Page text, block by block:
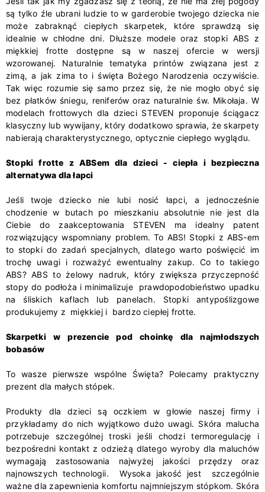
są tylko źle ubrani ludzie to w garderobie twojego dziecka nie
może zabraknąć ciepłych skarpetek, które sprawdzą się
idealnie w chłodne dni. Dłuższe modele oraz stopki ABS z
miękkiej frotte dostępne są w naszej ofercie w wersji
wzorowanej. Naturalnie tematyka printów związana jest z
zimą, a jak zima to i święta Bożego Narodzenia oczywiście.
Tak więc rozumie się samo przez się, że nie mogło obyć się
bez płatków śniegu, reniferów oraz naturalnie św. Mikołaja. W
modelach frottowych dla dzieci STEVEN proponuje ściągacz
klasyczny lub wywijany, który dodatkowo sprawia, że skarpety
nabierają charakterystycznego, optycznie ciepłego wyglądu.
Stopki frotte z ABSem dla dzieci - ciepła i bezpieczna
alternatywa dla łapci
Jeśli twoje dziecko nie lubi nosić łapci, a jednocześnie
chodzenie w butach po mieszkaniu absolutnie nie jest dla
Ciebie do zaakceptowania STEVEN ma idealny patent
rozwiązujący wspomniany problem. To ABS! Stopki z ABS-em
to stopki do zadań specjalnych, dlatego warto poświęcić im
trochę uwagi i rozważyć ewentualny zakup. Co to takiego
ABS? ABS to żelowy nadruk, który zwiększa przyczepność
stopy do podłoża i minimalizuje prawdopodobieństwo upadku
na śliskich kaflach lub panelach. Stopki antypoślizgowe
produkujemy z miękkiej i bardzo ciepłej frotte.
Skarpetki w prezencie pod choinkę dla najmłodszych
bobasów
To wasze pierwsze wspólne Święta? Polecamy praktyczny
prezent dla małych stópek.
Produkty dla dzieci są oczkiem w głowie naszej firmy i
przykładamy do nich wyjątkowo dużo uwagi. Skóra malucha
potrzebuje szczególnej troski jeśli chodzi termoregulację i
bezpośredni kontakt z odzieżą dlatego wyroby dla maluchów
wymagają zastosowania najwyżej jakości przędzy oraz
najnowszych technologii. Wysoka jakość jest szczególnie
ważne dla zapewnienia komfortu najmniejszym stópkom. Skóra